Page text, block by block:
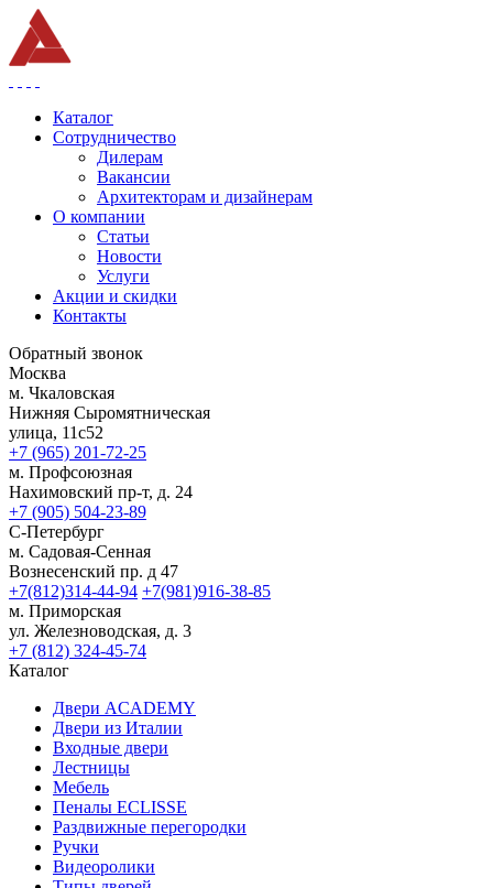
Каталог
Сотрудничество
Дилерам
Вакансии
Архитекторам и дизайнерам
О компании
Статьи
Новости
Услуги
Акции и скидки
Контакты
Обратный звонок
Москва
м. Чкаловская
Нижняя Сыромятническая
улица, 11с52
+7 (965) 201-72-25
м. Профсоюзная
Нахимовский пр-т, д. 24
+7 (905) 504-23-89
С-Петербург
м. Садовая-Сенная
Вознесенский пр. д 47
+7(812)314-44-94 +7(981)916-38-85
м. Приморская
ул. Железноводская, д. 3
+7 (812) 324-45-74
Каталог
Двери ACADEMY
Двери из Италии
Входные двери
Лестницы
Мебель
Пеналы ECLISSE
Раздвижные перегородки
Ручки
Видеоролики